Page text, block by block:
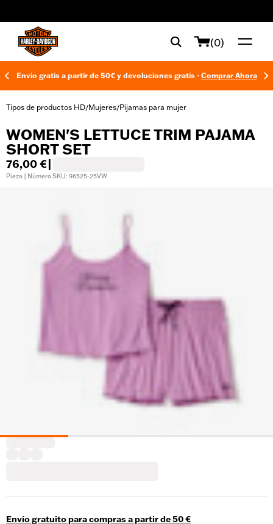
(0)
Envío gratis a partir de 50€ y devoluciones gratis - Comprar Ahora
Tipos de productos HD/Mujeres/Pijamas para mujer
WOMEN'S LETTUCE TRIM PAJAMA
SHORT SET
76,00 €
Pieza | Número SKU: 96525-25VW
Envío gratuito para compras a partir de 50 €